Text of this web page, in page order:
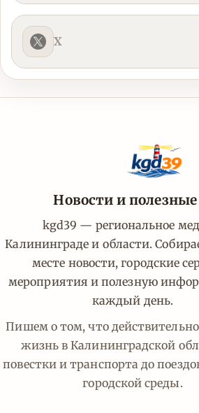
X
Новости и
kgd39 — региональное
Калининграде и области.
месте новости, городские
мероприятия и полезную
каждый день.
Пишем о том, что
жизнь в Калининградской
повестки и транспорта до
городской среды.